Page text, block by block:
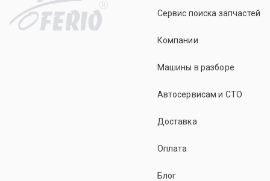
R
Сервис поиска запчастей
Компании
Машины в разборе
Автосервисам и СТО
Доставка
Оплата
Блог